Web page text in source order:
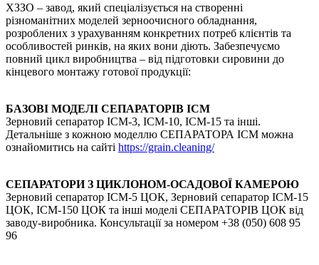
ХЗЗО – завод, який спеціалізується на створенні
різноманітних моделей зерноочисного обладнання,
розроблених з урахуванням конкретних потреб клієнтів та
особливостей ринків, на яких вони діють. Забезпечуємо
повний цикл виробництва – від підготовки сировини до
кінцевого монтажу готової продукції:
БАЗОВІ МОДЕЛІ СЕПАРАТОРІВ ІСМ
Зерновий сепаратор ІСМ-3, ІСМ-10, ІСМ-15 та інші.
Детальніше з кожною моделлю СЕПАРАТОРА ІСМ можна
ознайомитись на сайті https://grain.cleaning/
СЕПАРАТОРИ З ЦИКЛОНОМ-ОСАДОВОЇ КАМЕРОЮ
Зерновий сепаратор ІСМ-5 ЦОК, Зерновий сепаратор ІСМ-15
ЦОК, ІСМ-150 ЦОК та інші моделі СЕПАРАТОРІВ ЦОК від
заводу-виробника. Консультації за номером +38 (050) 608 95
96